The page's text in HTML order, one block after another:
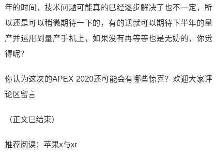
年的时间，技术问题可能真的已经逐步解决了也不一定，所
以还是可以稍微期待一下的，有的话就可以期待下半年的量
产并运用到量产手机上，如果没有再等等也是无妨的，你觉
得呢？
你认为这次的APEX 2020还可能会有哪些惊喜？欢迎大家评
论区留言
（正文已结束）
推荐阅读： 苹果x与xr